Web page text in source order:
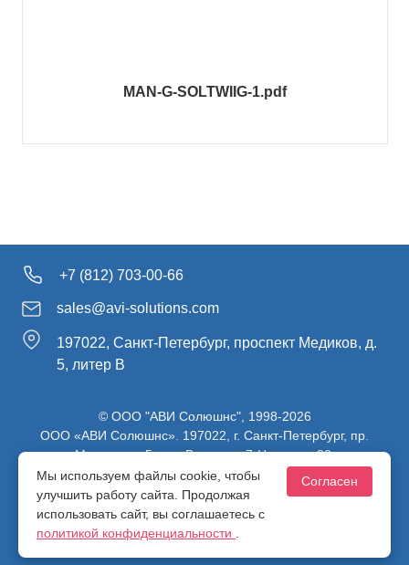
MAN-G-SOLTWIIG-1.pdf
+7 (812) 703-00-66
sales@avi-solutions.com
197022, Санкт-Петербург, проспект Медиков, д.
5, литер В
© ООО "АВИ Солюшнс", 1998-2026
ООО «АВИ Солюшнс». 197022, г. Санкт-Петербург, пр.
Медиков, д.5, лит. В, ч. пом. 7-Н, ч. ком. 82.
ИНН 7813470830 / КПП 781301001 / ОГРН 1107847137980
Политика конфиденциальности
Мы используем файлы cookie, чтобы
улучшить работу сайта. Продолжая
использовать сайт, вы соглашаетесь с
политикой конфиденциальности
Согласен